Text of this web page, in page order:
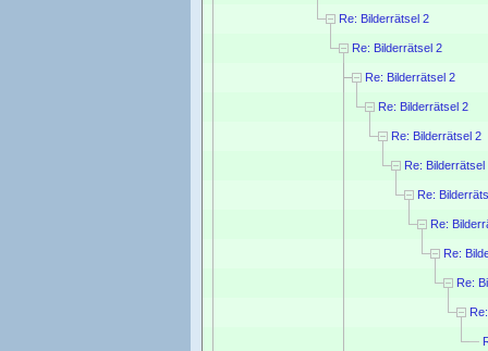
Re: Bilderrätsel 2
Re: Bilderrätsel 2
Re: Bilderrätsel 2
Re: Bilderrätsel 2
Re: Bilderrätsel 2
Re: Bilderrätsel
Re:
Re:
Re:
Re: